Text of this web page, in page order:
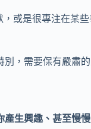
或是很專注在某
，需要保有嚴肅
生興趣、甚至慢